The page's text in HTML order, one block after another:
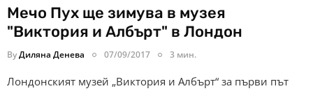
Мечо Пух ще зимува в музея
"Виктория и Албърт" в Лондон
ByДиляна Денева 07/09/2017 3 мин.
Лондонският музей „Виктория и Албърт“ за първи път